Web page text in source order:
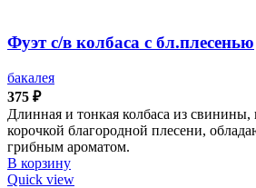
Фуэт с/в колбаса с бл.плесенью
бакалея
375 ₽
Длинная и тонкая колбаса из свинины,
корочкой благородной плесени,
грибным ароматом.
В корзину
Quick view